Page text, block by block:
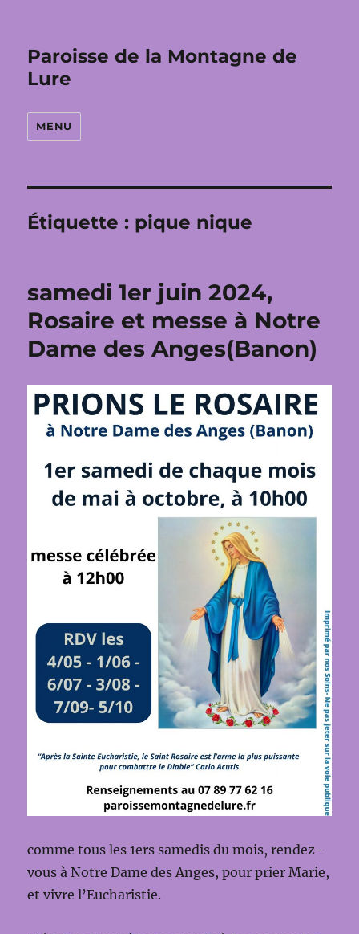
Paroisse de la Montagne de
Lure
MENU
Étiquette : pique nique
samedi 1er juin 2024,
Rosaire et messe à Notre
Dame des Anges(Banon)
comme tous les 1ers samedis du mois, rendez-
vous à Notre Dame des Anges, pour prier Marie,
et vivre l’Eucharistie.